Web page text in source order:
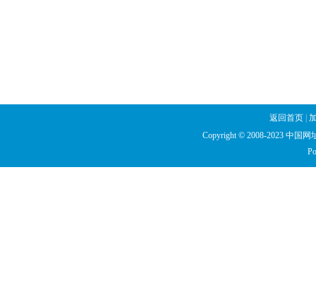
返回首页
Copyright © 2008-2023 中国网